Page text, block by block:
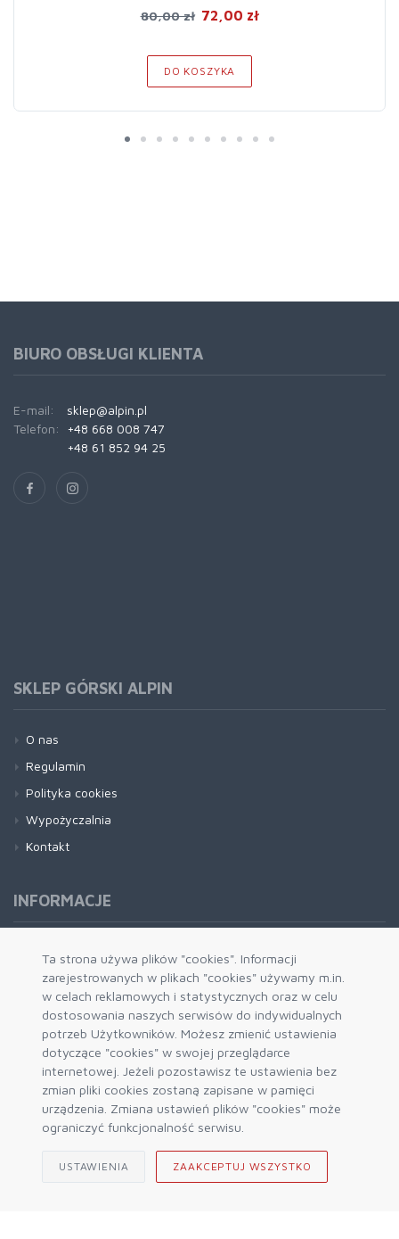
Ta strona używa plików "cookies". Informacji
zarejestrowanych w plikach "cookies" używamy m.in.
w celach reklamowych i statystycznych oraz w celu
dostosowania naszych serwisów do indywidualnych
potrzeb Użytkowników. Możesz zmienić ustawienia
dotyczące "cookies" w swojej przeglądarce
internetowej. Jeżeli pozostawisz te ustawienia bez
zmian pliki cookies zostaną zapisane w pamięci
urządzenia. Zmiana ustawień plików "cookies" może
ograniczyć funkcjonalność serwisu.
USTAWIENIA ZAAKCEPTUJ WSZYSTKO
80,00 zł 72,00 zł
DO KOSZYKA
BIURO OBSŁUGI KLIENTA
E-mail:
sklep@alpin.pl
Telefon:
+48 668 008 747
+48 61 852 94 25
SKLEP GÓRSKI ALPIN
O nas
Regulamin
Polityka cookies
Wypożyczalnia
Kontakt
INFORMACJE
Formy płatności
Dostawa i wysyłka
Zwrot i wymiana
System rabatowy
Kody rabatowe
Blog